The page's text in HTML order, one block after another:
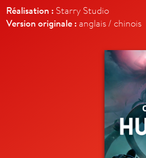
Réalisation : Starry Studio
Version originale : anglais / chinois